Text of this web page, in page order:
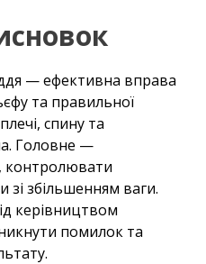
— ефективна вправа
та правильної
спину та
Головне —
контролювати
зі збільшенням ваги.
керівництвом
помилок та